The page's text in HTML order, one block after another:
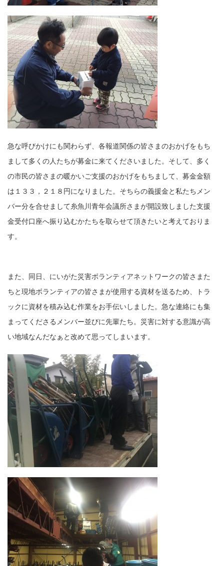
急な呼びかけにも関わらず、各報道関係の皆さまのおかげをもち
まして多くの人たちが募金に来てくださいました。そして、多く
の市民の皆さまの暖かいご支援のおかげをもちまして、募金金額
は１３３，２１８円になりました。そちらの義援金と私たちメン
バー分を合せまして糸魚川青年会議所さまが開設致しました支援
金受付口座へ振り込むかたちを取らせて頂きたいと考えておりま
す。
また、同日、にいがた災害ボランティアネットワークの皆さまた
ちと現地ボランティアの皆さまが使用する資材を送るため、トラ
ックに資材を積み込む作業をお手伝いしました。急な連絡にも集
まってくださるメンバー並びに先輩たち。災害に対する意識が高
い地域なんだなぁと改めて思ってしまいます。